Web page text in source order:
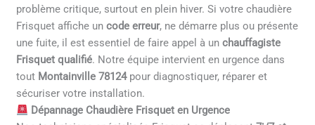
problème critique, surtout en plein hiver. Si votre chaudière
Frisquet affiche uncode erreur, ne démarre plus ou présente
une fuite, il est essentiel de faire appel à unchauffagiste
Frisquet qualifié. Notre équipe intervient en urgence dans
tout Montainville 78124pour diagnostiquer, réparer et
sécuriser votre installation.
Dépannage Chaudière Frisquet en Urgence